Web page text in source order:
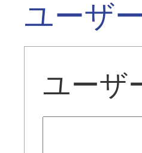
ユーザ
ユーザ